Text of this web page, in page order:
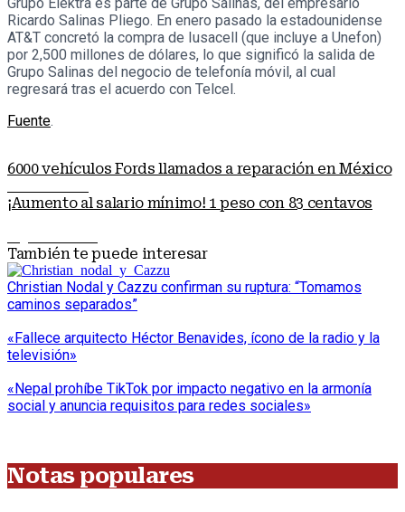
Ricardo Salinas Pliego. En enero pasado la estadounidense
AT&T concretó la compra de Iusacell (que incluye a Unefon)
por 2,500 millones de dólares, lo que significó la salida de
Grupo Salinas del negocio de telefonía móvil, al cual
regresará tras el acuerdo con Telcel.
Fuente.
6000 vehículos Fords llamados a reparación en México
¡Aumento al salario mínimo! 1 peso con 83 centavos
También te puede interesar
Christian Nodal y Cazzu confirman su ruptura: “Tomamos
caminos separados”
«Fallece arquitecto Héctor Benavides, ícono de la radio y la
televisión»
«Nepal prohíbe TikTok por impacto negativo en la armonía
social y anuncia requisitos para redes sociales»
Notas populares